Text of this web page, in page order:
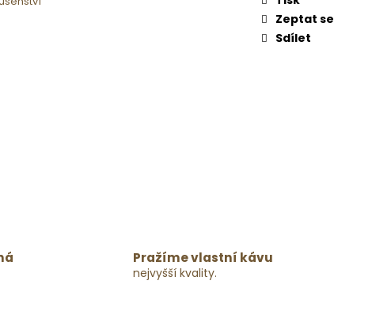
Zeptat se
Sdílet
Pražíme vlastní kávu
nejvyšší kvality.